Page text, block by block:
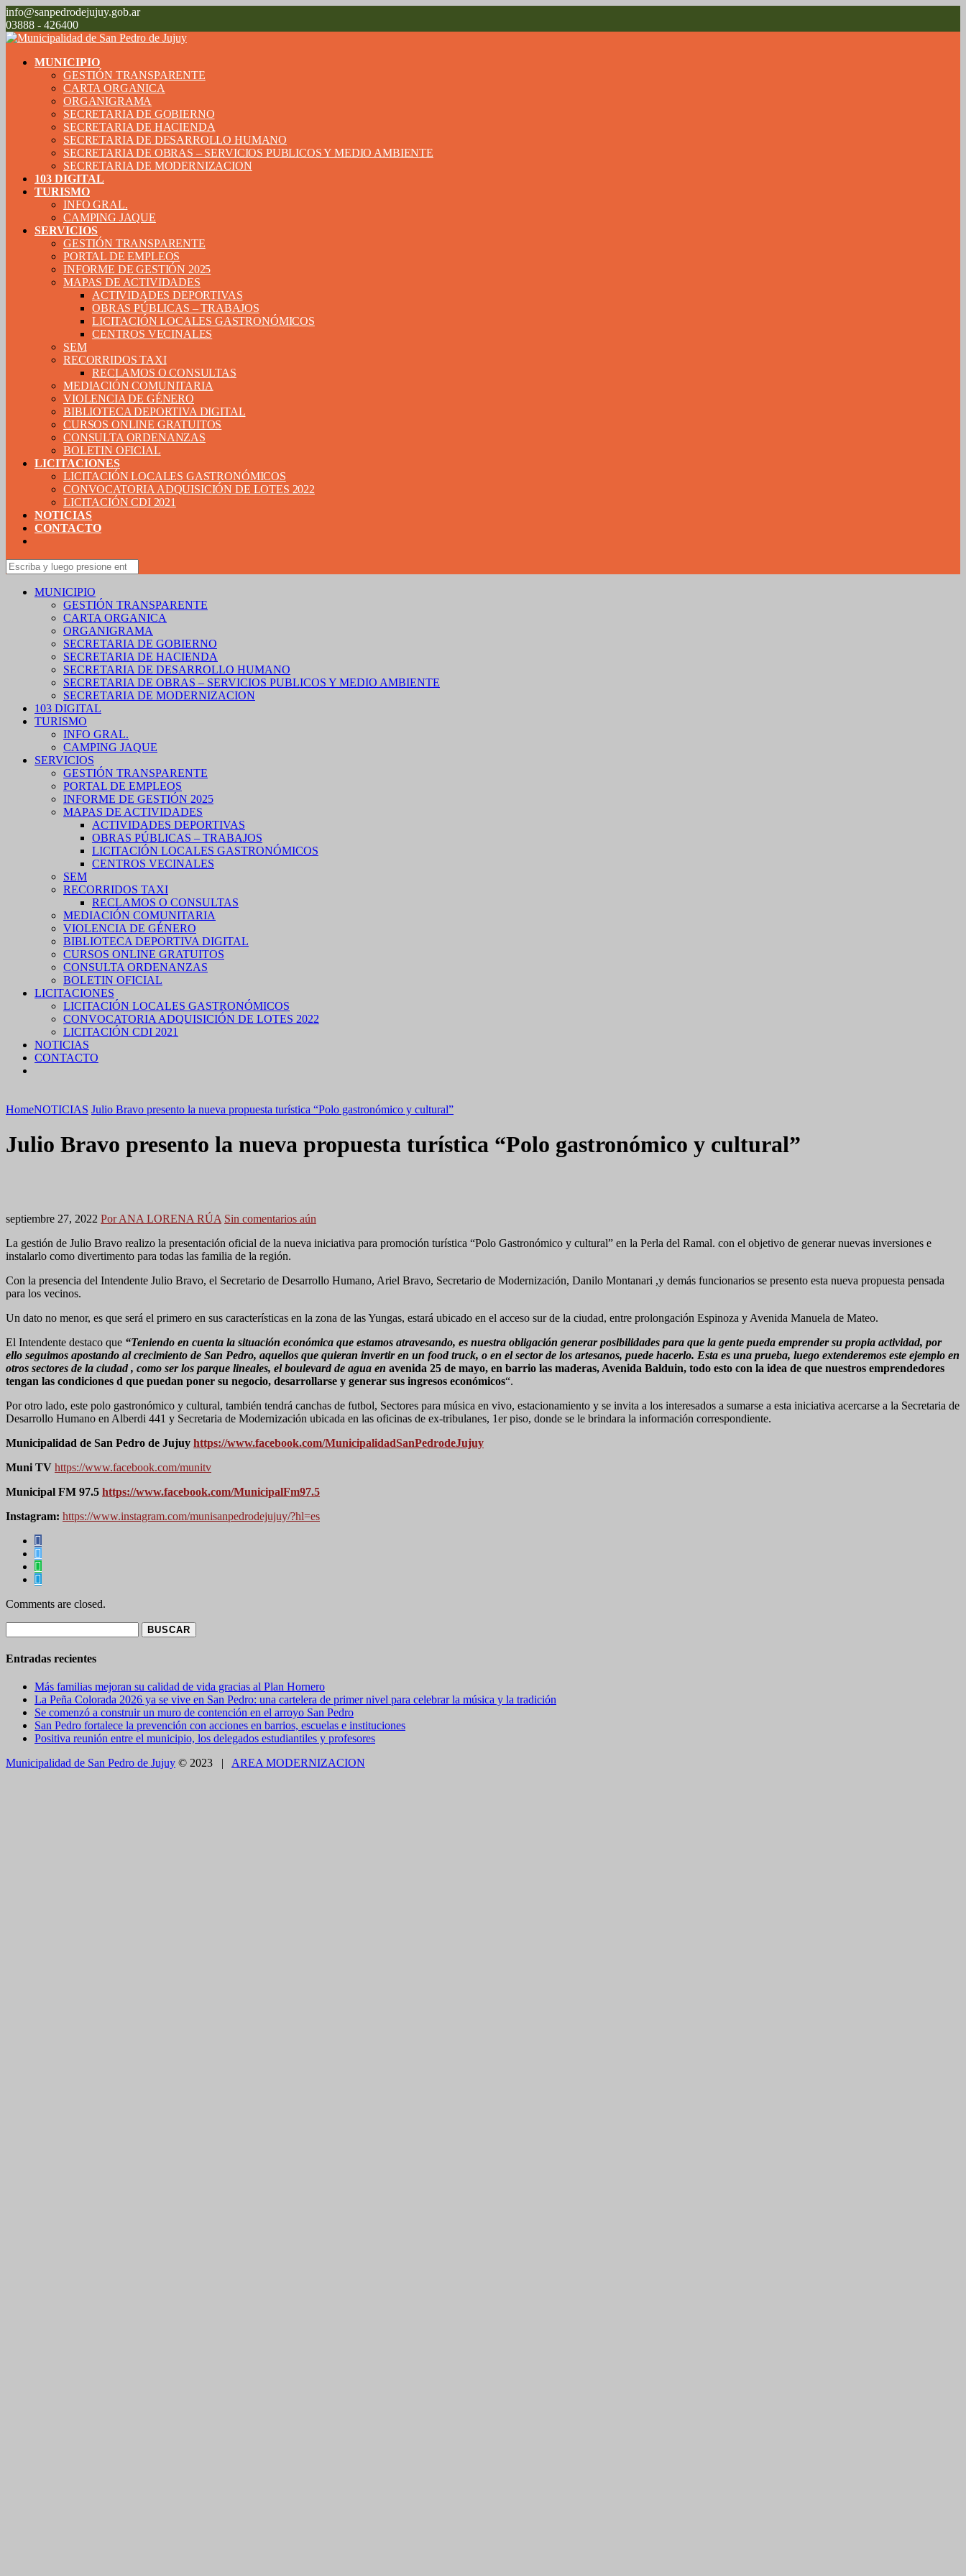
info@sanpedrodejujuy.gob.ar
03888 - 426400
MUNICIPIO
GESTIÓN TRANSPARENTE
CARTA ORGANICA
ORGANIGRAMA
SECRETARIA DE GOBIERNO
SECRETARIA DE HACIENDA
SECRETARIA DE DESARROLLO HUMANO
SECRETARIA DE OBRAS – SERVICIOS PUBLICOS Y MEDIO AMBIENTE
SECRETARIA DE MODERNIZACION
103 DIGITAL
TURISMO
INFO GRAL.
CAMPING JAQUE
SERVICIOS
GESTIÓN TRANSPARENTE
PORTAL DE EMPLEOS
INFORME DE GESTIÓN 2025
MAPAS DE ACTIVIDADES
ACTIVIDADES DEPORTIVAS
OBRAS PÚBLICAS – TRABAJOS
LICITACIÓN LOCALES GASTRONÓMICOS
CENTROS VECINALES
SEM
RECORRIDOS TAXI
RECLAMOS O CONSULTAS
MEDIACIÓN COMUNITARIA
VIOLENCIA DE GÉNERO
BIBLIOTECA DEPORTIVA DIGITAL
CURSOS ONLINE GRATUITOS
CONSULTA ORDENANZAS
BOLETIN OFICIAL
LICITACIONES
LICITACIÓN LOCALES GASTRONÓMICOS
CONVOCATORIA ADQUISICIÓN DE LOTES 2022
LICITACIÓN CDI 2021
NOTICIAS
CONTACTO
MUNICIPIO
GESTIÓN TRANSPARENTE
CARTA ORGANICA
ORGANIGRAMA
SECRETARIA DE GOBIERNO
SECRETARIA DE HACIENDA
SECRETARIA DE DESARROLLO HUMANO
SECRETARIA DE OBRAS – SERVICIOS PUBLICOS Y MEDIO AMBIENTE
SECRETARIA DE MODERNIZACION
103 DIGITAL
TURISMO
INFO GRAL.
CAMPING JAQUE
SERVICIOS
GESTIÓN TRANSPARENTE
PORTAL DE EMPLEOS
INFORME DE GESTIÓN 2025
MAPAS DE ACTIVIDADES
ACTIVIDADES DEPORTIVAS
OBRAS PÚBLICAS – TRABAJOS
LICITACIÓN LOCALES GASTRONÓMICOS
CENTROS VECINALES
SEM
RECORRIDOS TAXI
RECLAMOS O CONSULTAS
MEDIACIÓN COMUNITARIA
VIOLENCIA DE GÉNERO
BIBLIOTECA DEPORTIVA DIGITAL
CURSOS ONLINE GRATUITOS
CONSULTA ORDENANZAS
BOLETIN OFICIAL
LICITACIONES
LICITACIÓN LOCALES GASTRONÓMICOS
CONVOCATORIA ADQUISICIÓN DE LOTES 2022
LICITACIÓN CDI 2021
NOTICIAS
CONTACTO
HomeNOTICIAS Julio Bravo presento la nueva propuesta turística “Polo gastronómico y cultural”
Julio Bravo presento la nueva propuesta turística “Polo gastronómico y cultural”
septiembre 27, 2022 Por ANA LORENA RÚA Sin comentarios aún
La gestión de Julio Bravo realizo la presentación oficial de la nueva iniciativa para promoción turística “Polo Gastronómico y cultural” en la Perla del Ramal. con el objetivo de generar nuevas inversiones e
instalarlo como divertimento para todas las familia de la región.
Con la presencia del Intendente Julio Bravo, el Secretario de Desarrollo Humano, Ariel Bravo, Secretario de Modernización, Danilo Montanari ,y demás funcionarios se presento esta nueva propuesta pensada
para los vecinos.
Un dato no menor, es que será el primero en sus características en la zona de las Yungas, estará ubicado en el acceso sur de la ciudad, entre prolongación Espinoza y Avenida Manuela de Mateo.
El Intendente destaco que “Teniendo en cuenta la situación económica que estamos atravesando, es nuestra obligación generar posibilidades para que la gente pueda emprender su propia actividad, por
ello seguimos apostando al crecimiento de San Pedro, aquellos que quieran invertir en un food truck, o en el sector de los artesanos, puede hacerlo. Esta es una prueba, luego extenderemos este ejemplo en
otros sectores de la ciudad , como ser los parque lineales, el boulevard de agua en avenida 25 de mayo, en barrio las maderas, Avenida Balduin, todo esto con la idea de que nuestros emprendedores
tengan las condiciones d que puedan poner su negocio, desarrollarse y generar sus ingresos económicos“.
Por otro lado, este polo gastronómico y cultural, también tendrá canchas de futbol, Sectores para música en vivo, estacionamiento y se invita a los interesados a sumarse a esta iniciativa acercarse a la Secretaria de
Desarrollo Humano en Alberdi 441 y Secretaria de Modernización ubicada en las oficinas de ex-tribulanes, 1er piso, donde se le brindara la información correspondiente.
Municipalidad de San Pedro de Jujuy https://www.facebook.com/MunicipalidadSanPedrodeJujuy
Muni TV https://www.facebook.com/munitv
Municipal FM 97.5 https://www.facebook.com/MunicipalFm97.5
Instagram: https://www.instagram.com/munisanpedrodejujuy/?hl=es
Comments are closed.
Entradas recientes
Más familias mejoran su calidad de vida gracias al Plan Hornero
La Peña Colorada 2026 ya se vive en San Pedro: una cartelera de primer nivel para celebrar la música y la tradición
Se comenzó a construir un muro de contención en el arroyo San Pedro
San Pedro fortalece la prevención con acciones en barrios, escuelas e instituciones
Positiva reunión entre el municipio, los delegados estudiantiles y profesores
Municipalidad de San Pedro de Jujuy © 2023 | AREA MODERNIZACION